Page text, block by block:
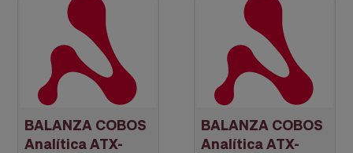
BALANZA COBOS
Analítica ATX-
BALANZA COBOS
Analítica ATX-